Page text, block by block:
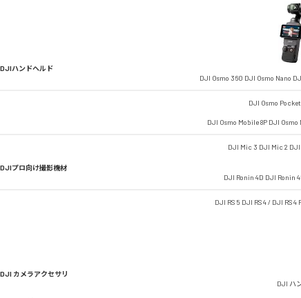
DJIハンドヘルド
DJI Osmo 360 DJI Osmo Nano
DJI Osmo
DJI Osmo Mobile 8P DJI Osmo
DJI Mic 3 DJI Mic 2
DJIプロ向け撮影機材
DJI Ronin 4D DJI Ronin
DJI RS 5 DJI RS 4 / DJI RS 4
DJI カメラアクセサリ
DJI ハ